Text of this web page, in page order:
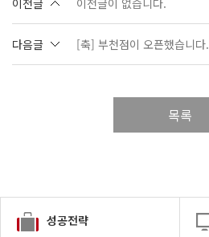
이전글 이전글이 없습니다.
다음글 [축] 부천점이 오픈했습니다.
목록
성공전략